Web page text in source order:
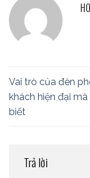
Vai trò của đèn
khách hiện đại mà
biết
Trả lời